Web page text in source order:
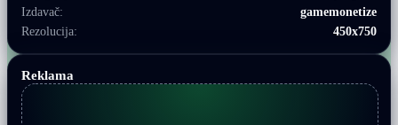
Izdavač:
gamemonetize
Rezolucija:
450x750
Reklama